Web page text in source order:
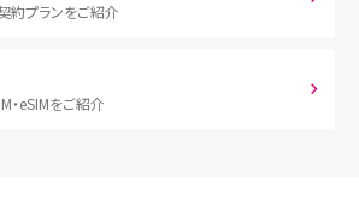
約プランをご紹介
・eSIMをご紹介